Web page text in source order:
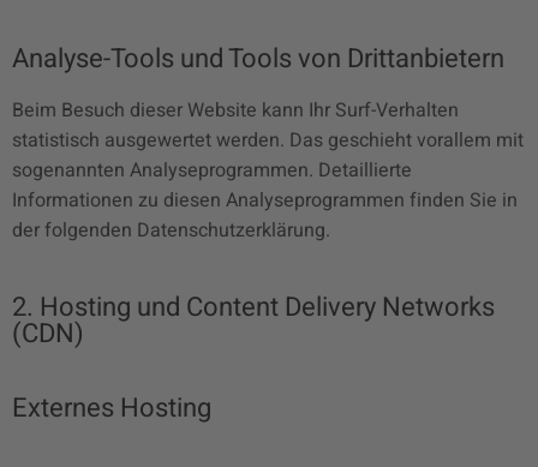
Analyse-Tools und Tools von Drittanbietern
Beim Besuch dieser Website kann Ihr Surf-Verhalten
statistisch ausgewertet werden. Das geschieht vorallem mit
sogenannten Analyseprogrammen. Detaillierte
Informationen zu diesen Analyseprogrammen finden Sie in
der folgenden Datenschutzerklärung.
2. Hosting und Content Delivery Networks
(CDN)
Externes Hosting